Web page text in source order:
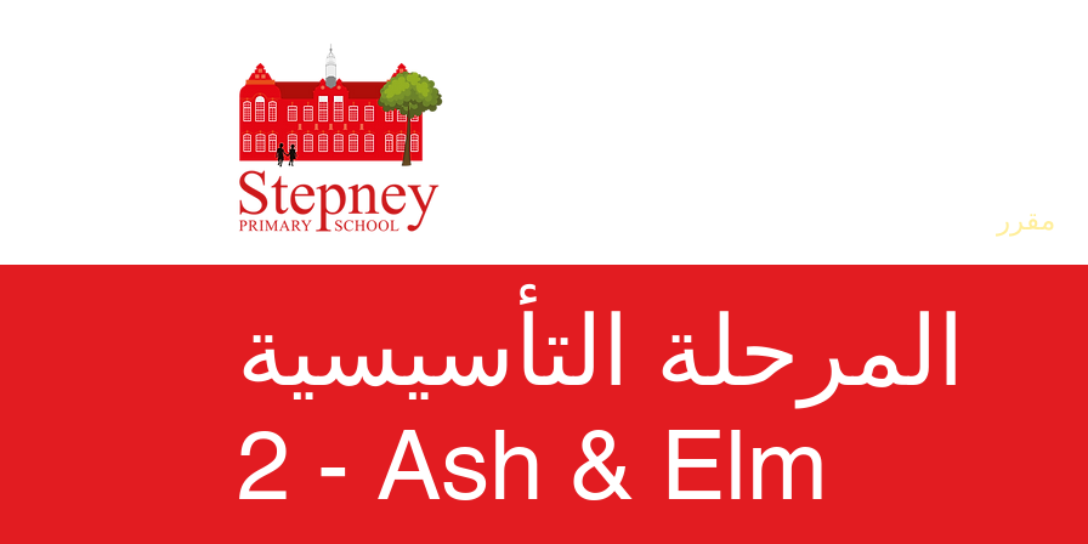
مقرر
المرحلة التأسيسية
2 - Ash & Elm